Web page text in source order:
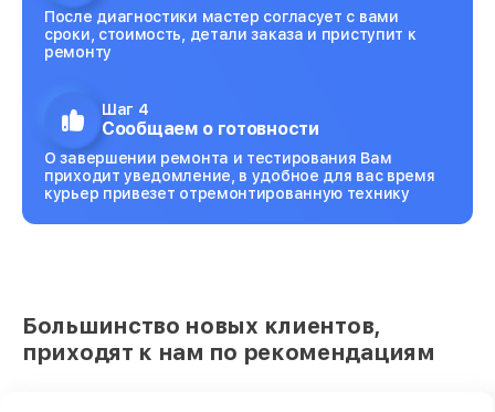
После диагностики мастер согласует с вами
сроки, стоимость, детали заказа и приступит к
ремонту
Шаг 4
Сообщаем о готовности
О завершении ремонта и тестирования Вам
приходит уведомление, в удобное для вас время
курьер привезет отремонтированную технику
Большинство новых клиентов,
приходят к нам по рекомендациям